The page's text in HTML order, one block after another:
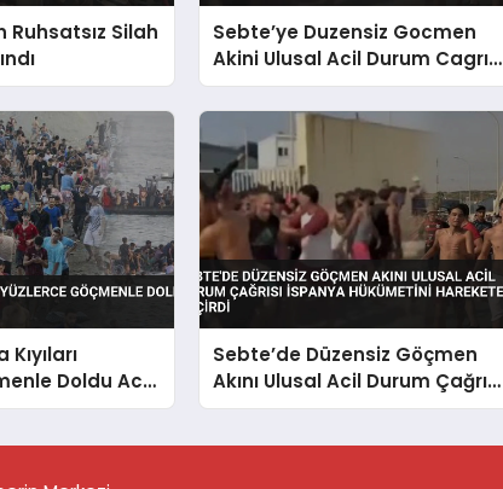
Ruhsatsız Silah
Sebte’ye Duzensiz Gocmen
Akini Ulusal Acil Durum Cagrısı
Yaptırıyor
Doldu Acil
Sebte’de Düzensiz Göçmen
Akını Ulusal Acil Durum Çağrısı
İspanya Hükümetini Harekete